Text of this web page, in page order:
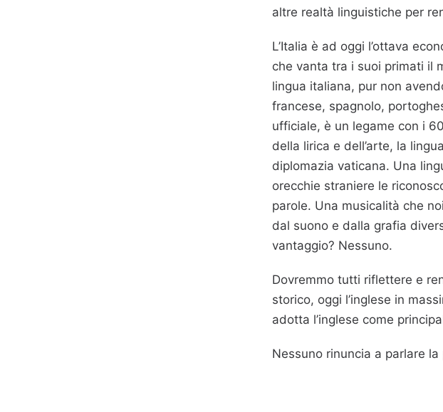
altre realtà linguistiche per
L’Italia è ad oggi l’ottava
che vanta tra i suoi primati il
lingua italiana, pur non
francese, spagnolo,
ufficiale, è un legame con i
della lirica e dell’arte, la
diplomazia vaticana. Una
orecchie straniere le
parole. Una musicalità che
dal suono e dalla grafia
vantaggio? Nessuno.
Dovremmo tutti riflettere e
storico, oggi l’inglese in
adotta l’inglese come
Nessuno rinuncia a parlare